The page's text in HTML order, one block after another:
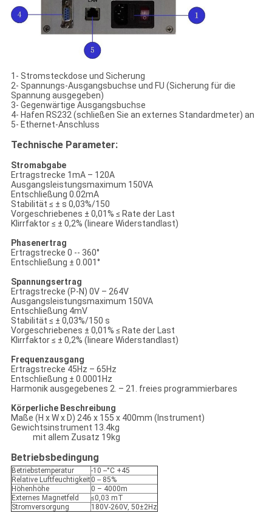
1- Stromsteckdose und Sicherung
2- Spannungs-Ausgangsbuchse und FU (Sicherung für die
Spannung ausgegeben)
3- Gegenwärtige Ausgangsbuchse
4- Hafen RS232 (schließen Sie an externes Standardmeter) an
5- Ethernet-Anschluss
Technische Parameter:
Stromabgabe
Ertragstrecke 1mA – 120A
Ausgangsleistungsmaximum 150VA
Entschließung 0.02mA
Stabilität ≤ ± s 0,03%/150
Vorgeschriebenes ± 0,01% ≤ Rate der Last
Klirrfaktor ≤ ± 0,2% (lineare Widerstandlast)
Phasenertrag
Ertragstrecke 0 -- 360°
Entschließung ± 0.001°
Spannungsertrag
Ertragstrecke (P-N) 0V – 264V
Ausgangsleistungsmaximum 150VA
Entschließung 4mV
Stabilität ≤ ± 0,03%/150 s
Vorgeschriebenes ± 0,01% ≤ Rate der Last
Klirrfaktor ≤ ± 0,2% (lineare Widerstandlast)
Frequenzausgang
Ertragstrecke 45Hz – 65Hz
Entschließung ± 0.0001Hz
Harmonik ausgegebenes 2. – 21. freies programmierbares
Körperliche Beschreibung
Maße (H x W x D) 246 x 155 x 400mm (Instrument)
Gewichtsinstrument 13.4kg
mit allem Zusatz 19kg
Betriebsbedingung
Betriebstemperatur
-10 --°C +45
Relative Luftfeuchtigkeit0 -- 85%
Höhenhöhe
0 – 4000m
Externes Magnetfeld
≤0,03 mT
Stromversorgung
180V-260V, 50±2Hz